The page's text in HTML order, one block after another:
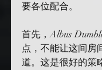
要各位配合。
首先，Albus
点，不能让这间房
道。这是很好的策